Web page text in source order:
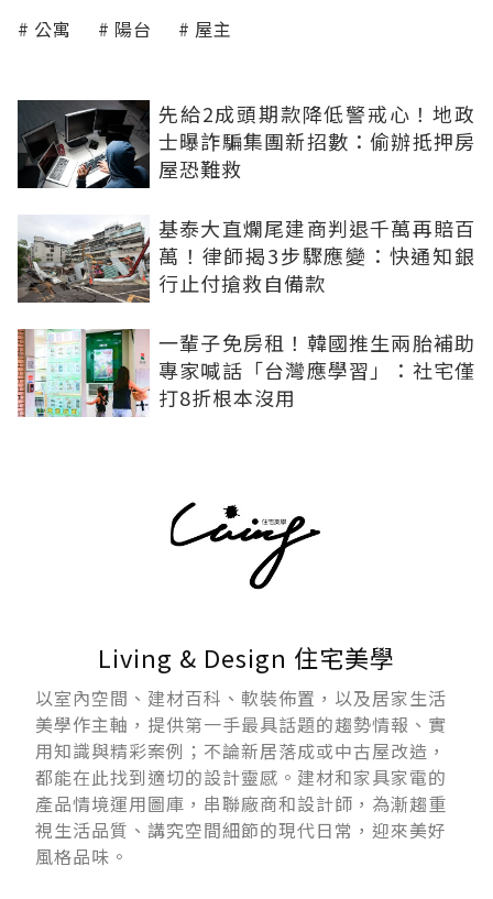
公寓 陽台 屋主
先給2成頭期款降低警戒心！地政
士曝詐騙集團新招數：偷辦抵押房
屋恐難救
基泰大直爛尾建商判退千萬再賠百
萬！律師揭3步驟應變：快通知銀
行止付搶救自備款
一輩子免房租！韓國推生兩胎補助
專家喊話「台灣應學習」：社宅僅
打8折根本沒用
Living & Design 住宅美學
以室內空間、建材百科、軟裝佈置，以及居家生活
美學作主軸，提供第一手最具話題的趨勢情報、實
用知識與精彩案例；不論新居落成或中古屋改造，
都能在此找到適切的設計靈感。建材和家具家電的
產品情境運用圖庫，串聯廠商和設計師，為漸趨重
視生活品質、講究空間細節的現代日常，迎來美好
風格品味。